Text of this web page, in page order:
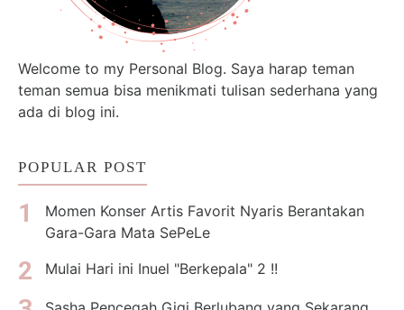
Welcome to my Personal Blog. Saya harap teman
teman semua bisa menikmati tulisan sederhana yang
ada di blog ini.
POPULAR POST
Momen Konser Artis Favorit Nyaris Berantakan
Gara-Gara Mata SePeLe
Mulai Hari ini Inuel "Berkepala" 2 !!